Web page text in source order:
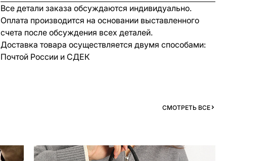
Все детали заказа обсуждаются индивидуально.
Оплата производится на основании выставленного
счета после обсуждения всех деталей.
Доставка товара осуществляется двумя способами:
Почтой России и СДЕК
СМОТРЕТЬ ВСЕ